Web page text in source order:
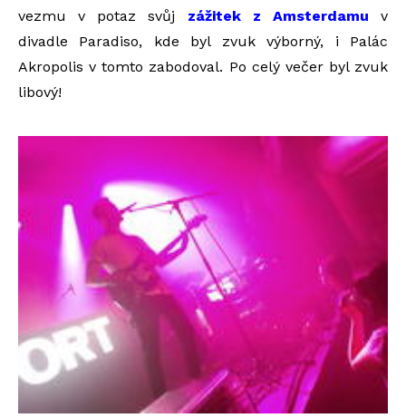
vezmu v potaz svůj zážitek z Amsterdamu v
divadle Paradiso, kde byl zvuk výborný, i Palác
Akropolis v tomto zabodoval. Po celý večer byl zvuk
libový!